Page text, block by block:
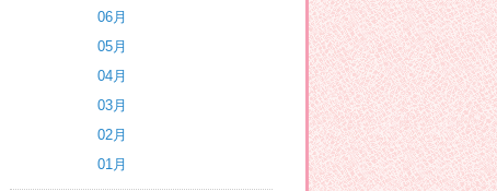
06月
05月
04月
03月
02月
01月